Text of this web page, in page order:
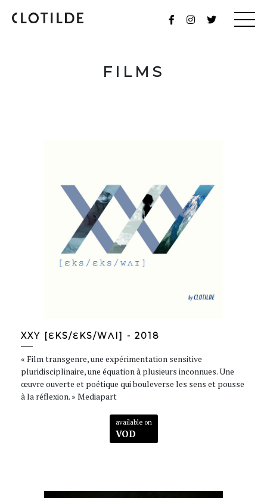
FILMS
XXY [ƐKS/ƐKS/WɅI] - 2018
« Film transgenre, une expérimentation sensitive
pluridisciplinaire, une équation à plusieurs inconnues. Une
œuvre ouverte et poétique qui bouleverse les sens et pousse
à la réflexion. » Mediapart
available on
VOD